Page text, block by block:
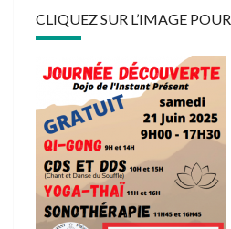
CLIQUEZ SUR L’IMAGE